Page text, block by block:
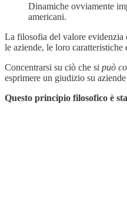
Dinamiche ovviamente
americani.
La filosofia del valore evidenzia
le aziende, le loro
Concentrarsi su ciò che si può
esprimere un giudizio su
Questo principio filosofico è